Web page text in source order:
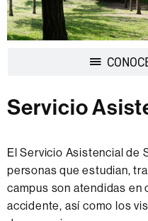
menú
de
Facultad
Educación
Servicio
El Servicio Asistencial de
personas que estudian,
campus son atendidas en
accidente, así como los